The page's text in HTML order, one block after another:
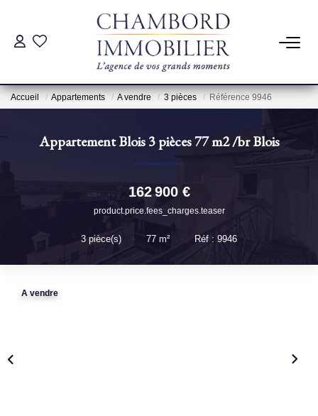
ACHAT
Pré-Estimation
Estimation Par Un Professionnel
GESTION
Accueil Appartements A vendre 3 pièces Référence 9946
Appartement Blois 3 pièces 77 m2/brBlois
162 900 €
product.price.fees_charges.teaser
3 pièce(s) • 77 m² • Réf : 9946
A vendre